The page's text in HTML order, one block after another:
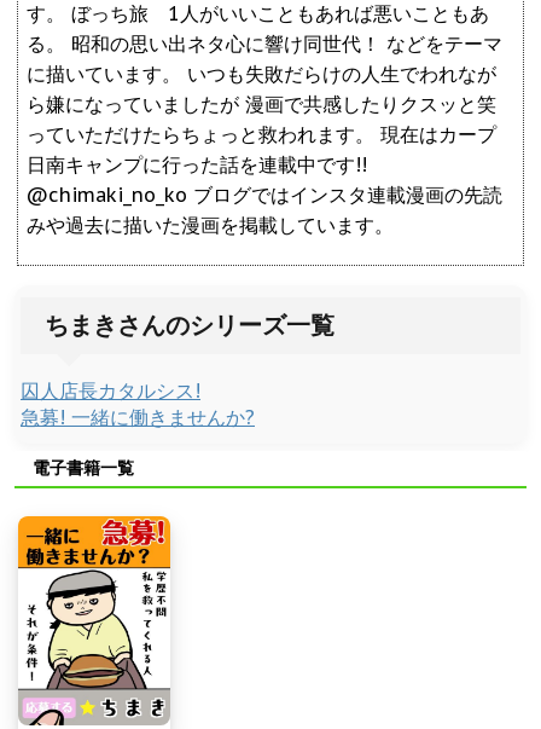
す。 ぼっち旅 1人がいいこともあれば悪いこともあ
る。 昭和の思い出ネタ心に響け同世代！ などをテーマ
に描いています。 いつも失敗だらけの人生でわれなが
ら嫌になっていましたが 漫画で共感したりクスッと笑
っていただけたらちょっと救われます。 現在はカープ
日南キャンプに行った話を連載中です!!
@chimaki_no_ko ブログではインスタ連載漫画の先読
みや過去に描いた漫画を掲載しています。
ちまきさんのシリーズ一覧
囚人店長カタルシス!
急募! 一緒に働きませんか?
電子書籍一覧